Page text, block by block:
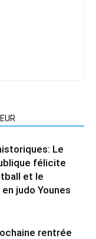
Le
félicite
et le
judo Younes
rentrée